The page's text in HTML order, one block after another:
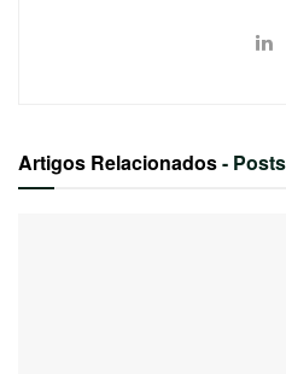
Artigos Relacionados- Posts